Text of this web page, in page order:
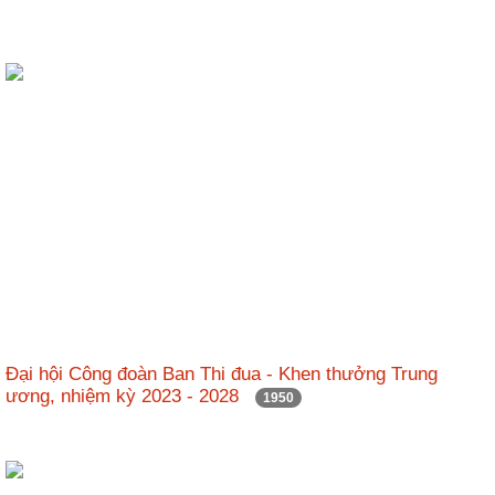
Đại hội Công đoàn Ban Thi đua - Khen thưởng Trung
ương, nhiệm kỳ 2023 - 2028
1950